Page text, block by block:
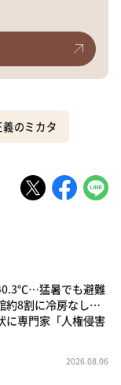
のミカタ
猛暑でも避難
約8割に冷房なし…
に専門家「人権侵害
2026.08.06